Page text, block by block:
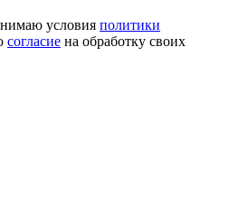
условия политики
согласие на обработку своих